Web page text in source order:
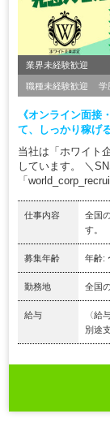
業界未経験歓迎
職種未経験歓迎 学
《オンライン面接
て、しっかり稼げ
当社は「ホワイト
しています。 ＼
「
仕事内容
全国
す。
募集年齢 年齢:
勤務地 全国
給与
〈給
別途